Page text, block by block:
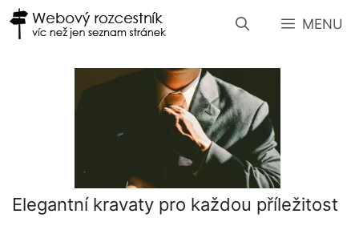
Přeskočit
na
MENU
Elegantní kravaty pro každou příležitost